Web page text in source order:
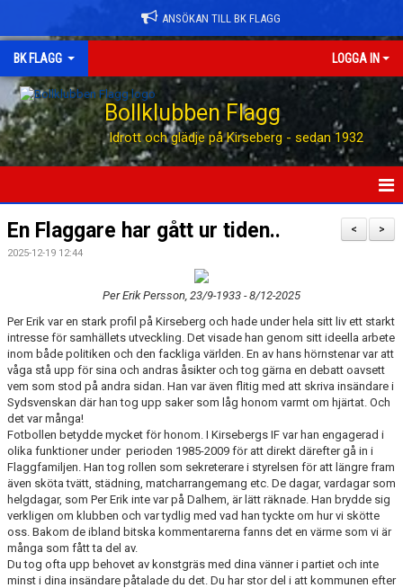
ANSÖKAN TILL BK FLAGG
BK FLAGG LOGGA IN
Bollklubben Flagg
Idrott och glädje på Kirseberg - sedan 1932
HEM
ANSÖK TILL BK FLAGG
STÖTTA BK FLAGG
KONTAKT
AVGIFTER
NYHETER
OM KLUBBEN
KALENDER
MATCHER
BILDGALLERI
>
<
En Flaggare har gått ur tiden..
2025-12-19 12:44
Per Erik Persson, 23/9-1933 - 8/12-2025
Per Erik var en stark profil på Kirseberg och hade under hela sitt liv ett starkt
intresse för samhällets utveckling. Det visade han genom sitt ideella arbete
inom både politiken och den fackliga världen. En av hans hörnstenar var att
våga stå upp för sina och andras åsikter och tog gärna en debatt oavsett
vem som stod på andra sidan. Han var även flitig med att skriva insändare i
Sydsvenskan där han tog upp saker som låg honom varmt om hjärtat. Och
det var många!
Fotbollen betydde mycket för honom. I Kirsebergs IF var han engagerad i
olika funktioner under perioden 1985-2009 för att direkt därefter gå in i
Flaggfamiljen. Han tog rollen som sekreterare i styrelsen för att längre fram
även sköta tvätt, städning, matcharrangemang etc. De dagar, vardagar som
helgdagar, som Per Erik inte var på Dalhem, är lätt räknade. Han brydde sig
verkligen om klubben och var tydlig med vad han tyckte om hur vi skötte
oss. Bakom de ibland bitska kommentarerna fanns det en värme som vi är
många som fått ta del av.
Du tog ofta upp behovet av konstgräs med dina vänner i partiet och inte
minst i dina insändare påtalade du det. Du har stor del i att kommunen efter